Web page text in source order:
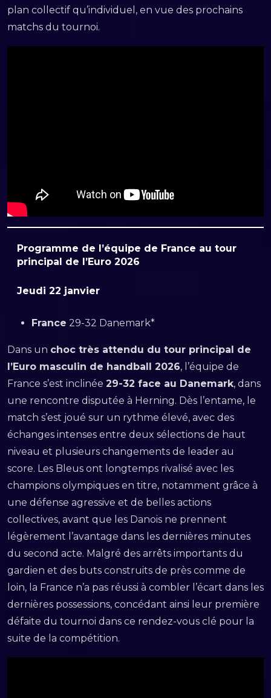
plan collectif qu’individuel, en vue des prochains
matchs du tournoi.
Programme de l’équipe de France au tour
principal de l’Euro 2026
Jeudi 22 janvier
France 29-32 Danemark*
Dans un choc très attendu du tour principal de
l’Euro masculin de handball 2026, l’équipe de
France s’est inclinée 29-32 face au Danemark, dans
une rencontre disputée à Herning. Dès l’entame, le
match s’est joué sur un rythme élevé, avec des
échanges intenses entre deux sélections de haut
niveau et plusieurs changements de leader au
score. Les Bleus ont longtemps rivalisé avec les
champions olympiques en titre, notamment grâce à
une défense agressive et de belles actions
collectives, avant que les Danois ne prennent
légèrement l’avantage dans les dernières minutes
du second acte. Malgré des arrêts importants du
gardien et des buts construits de près comme de
loin, la France n’a pas réussi à combler l’écart dans les
dernières possessions, concédant ainsi leur première
défaite du tournoi dans ce rendez-vous clé pour la
suite de la compétition.